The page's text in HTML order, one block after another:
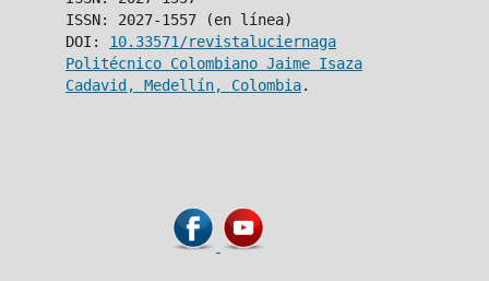
ISSN: 2027-1557 (en línea)
DOI: 10.33571/revistaluciernaga
Politécnico Colombiano Jaime Isaza
Cadavid, Medellín, Colombia.